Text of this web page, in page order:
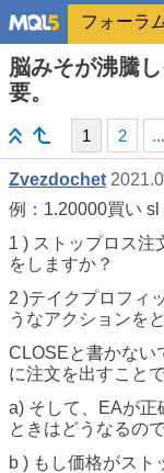
フォーラ
脳みそが沸騰
要。
1 2 ...
Zvezdochet
例：1.20000買い
1 ) ストップロス注
をしますか？
2 )テイクプロフィ
うなアクションを
CLOSEと書かない
に注文を出すことで
a) そして、EAが正
ときはどうなるの
b ) もし価格がスト